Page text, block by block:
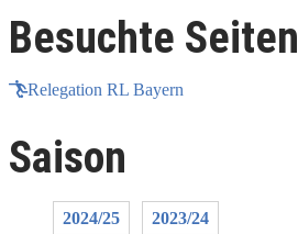
Besuchte Seiten
Relegation RL Bayern
Saison
2024/25 2023/24